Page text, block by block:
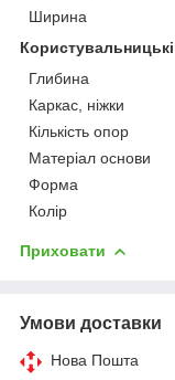
Ширина
Глибина
Каркас, ніжки
Кількість опор
Матеріал основи
Форма
Колір
Приховати
Умови доставки
Нова Пошта